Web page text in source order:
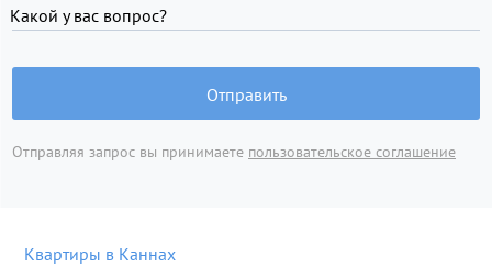
Какой у вас вопрос?
Отправить
Отправляя запрос вы принимаете пользовательское соглашение
Квартиры в Каннах